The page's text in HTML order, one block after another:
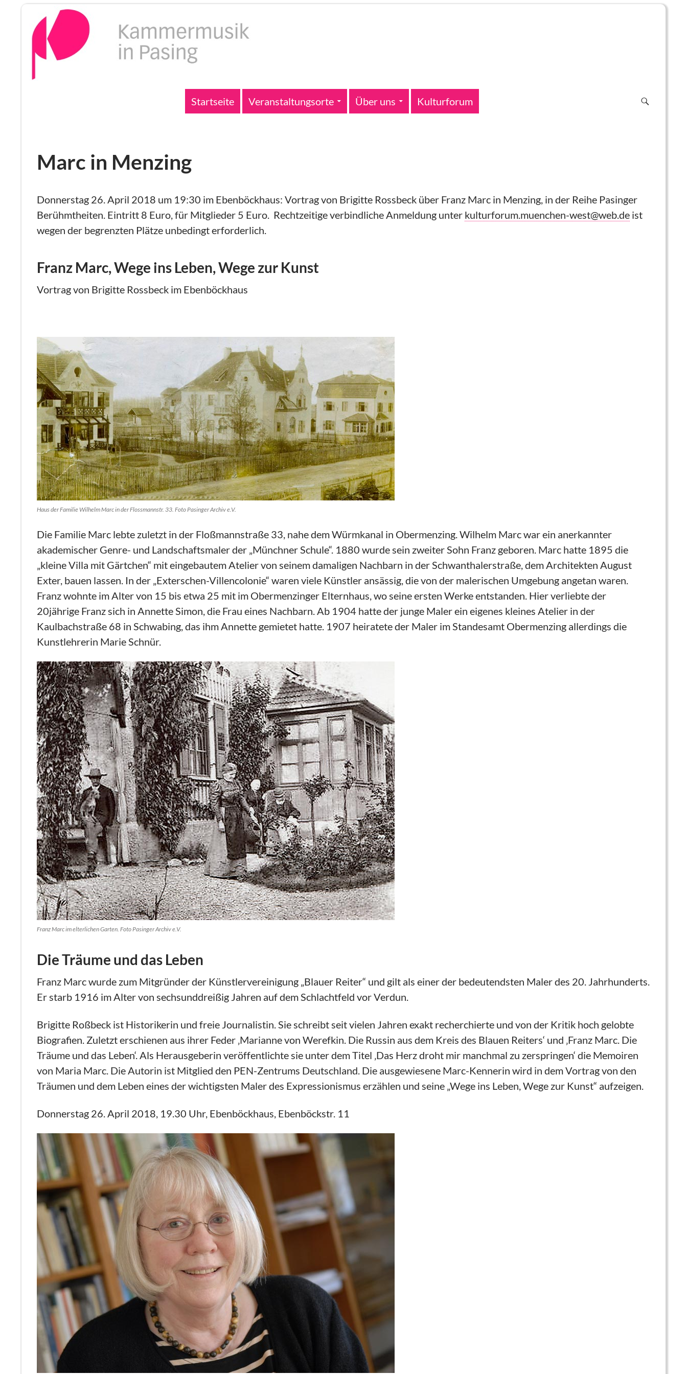
Startseite Veranstaltungsorte Über uns Kulturforum
Marc in Menzing
Donnerstag 26. April 2018 um 19:30 im Ebenböckhaus: Vortrag von Brigitte Rossbeck über Franz Marc in Menzing, in der Reihe Pasinger
Berühmtheiten. Eintritt 8 Euro, für Mitglieder 5 Euro. Rechtzeitige verbindliche Anmeldung unter kulturforum.muenchen-west@web.de ist
wegen der begrenzten Plätze unbedingt erforderlich.
Franz Marc, Wege ins Leben, Wege zur Kunst
Vortrag von Brigitte Rossbeck im Ebenböckhaus
Haus der Familie Wilhelm Marc in der Flossmannstr. 33. Foto Pasinger Archiv e.V.
Die Familie Marc lebte zuletzt in der Floßmannstraße 33, nahe dem Würmkanal in Obermenzing. Wilhelm Marc war ein anerkannter
akademischer Genre- und Landschaftsmaler der „Münchner Schule“. 1880 wurde sein zweiter Sohn Franz geboren. Marc hatte 1895 die
„kleine Villa mit Gärtchen“ mit eingebautem Atelier von seinem damaligen Nachbarn in der Schwanthalerstraße, dem Architekten August
Exter, bauen lassen. In der „Exterschen-Villencolonie“ waren viele Künstler ansässig, die von der malerischen Umgebung angetan waren.
Franz wohnte im Alter von 15 bis etwa 25 mit im Obermenzinger Elternhaus, wo seine ersten Werke entstanden. Hier verliebte der
20jährige Franz sich in Annette Simon, die Frau eines Nachbarn. Ab 1904 hatte der junge Maler ein eigenes kleines Atelier in der
Kaulbachstraße 68 in Schwabing, das ihm Annette gemietet hatte. 1907 heiratete der Maler im Standesamt Obermenzing allerdings die
Kunstlehrerin Marie Schnür.
Franz Marc im elterlichen Garten. Foto Pasinger Archiv e.V.
Die Träume und das Leben
Franz Marc wurde zum Mitgründer der Künstlervereinigung „Blauer Reiter“ und gilt als einer der bedeutendsten Maler des 20. Jahrhunderts.
Er starb 1916 im Alter von sechsunddreißig Jahren auf dem Schlachtfeld vor Verdun.
Brigitte Roßbeck ist Historikerin und freie Journalistin. Sie schreibt seit vielen Jahren exakt recherchierte und von der Kritik hoch gelobte
Biografien. Zuletzt erschienen aus ihrer Feder ‚Marianne von Werefkin. Die Russin aus dem Kreis des Blauen Reiters‘ und ‚Franz Marc. Die
Träume und das Leben‘. Als Herausgeberin veröffentlichte sie unter dem Titel ‚Das Herz droht mir manchmal zu zerspringen‘ die Memoiren
von Maria Marc. Die Autorin ist Mitglied den PEN-Zentrums Deutschland. Die ausgewiesene Marc-Kennerin wird in dem Vortrag von den
Träumen und dem Leben eines der wichtigsten Maler des Expressionismus erzählen und seine „Wege ins Leben, Wege zur Kunst“ aufzeigen.
Donnerstag 26. April 2018, 19.30 Uhr, Ebenböckhaus, Ebenböckstr. 11